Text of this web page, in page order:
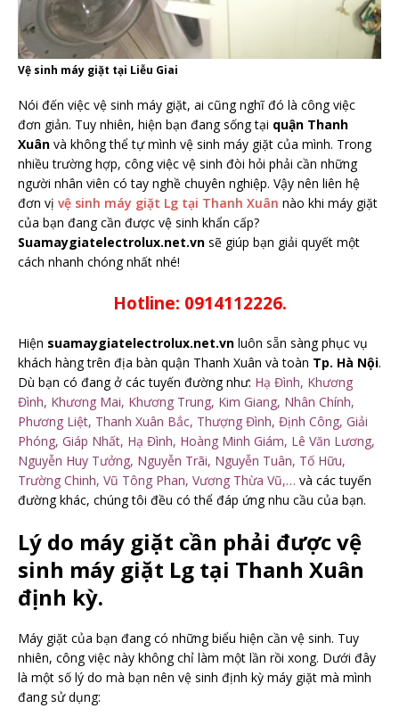
Vệ sinh máy giặt tại Liễu Giai
Nói đến việc vệ sinh máy giặt, ai cũng nghĩ đó là công việc
đơn giản. Tuy nhiên, hiện bạn đang sống tại quận Thanh
Xuân và không thể tự mình vệ sinh máy giặt của mình. Trong
nhiều trường hợp, công việc vệ sinh đòi hỏi phải cần những
người nhân viên có tay nghề chuyên nghiệp. Vậy nên liên hệ
đơn vị vệ sinh máy giặt Lg tại Thanh Xuân nào khi máy giặt
của bạn đang cần được vệ sinh khẩn cấp?
Suamaygiatelectrolux.net.vn sẽ giúp bạn giải quyết một
cách nhanh chóng nhất nhé!
Hotline: 0914112226.
Hiện suamaygiatelectrolux.net.vn luôn sẵn sàng phục vụ
khách hàng trên địa bàn quận Thanh Xuân và toàn Tp. Hà Nội.
Dù bạn có đang ở các tuyến đường như: Hạ Đình, Khương
Đình, Khương Mai, Khương Trung, Kim Giang, Nhân Chính,
Phương Liệt, Thanh Xuân Bắc, Thượng Đình, Định Công, Giải
Phóng, Giáp Nhất, Hạ Đình, Hoàng Minh Giám, Lê Văn Lương,
Nguyễn Huy Tưởng, Nguyễn Trãi, Nguyễn Tuân, Tố Hữu,
Trường Chinh, Vũ Tông Phan, Vương Thừa Vũ,… và các tuyến
đường khác, chúng tôi đều có thể đáp ứng nhu cầu của bạn.
Lý do máy giặt cần phải được vệ
sinh máy giặt Lg tại Thanh Xuân
định kỳ.
Máy giặt của bạn đang có những biểu hiện cần vệ sinh. Tuy
nhiên, công việc này không chỉ làm một lần rồi xong. Dưới đây
là một số lý do mà bạn nên vệ sinh định kỳ máy giặt mà mình
đang sử dụng: